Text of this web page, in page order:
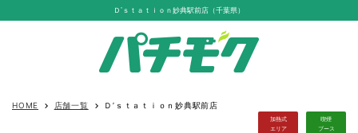
Ｄ’ｓｔａｔｉｏｎ妙典駅前店（千葉県）
HOME keyboard_arrow_right 店舗一覧 keyboard_arrow_right Ｄ’ｓｔａｔｉｏｎ妙典駅前店
加熱式
エリア
喫煙
ブース